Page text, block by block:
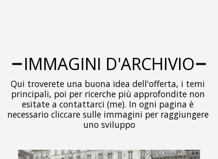
IMMAGINI D'ARCHIVIO
Qui troverete una buona idea dell'offerta, i temi
principali, poi per ricerche più approfondite non
esitate a contattarci (me). In ogni pagina è
necessario cliccare sulle immagini per raggiungere
uno sviluppo